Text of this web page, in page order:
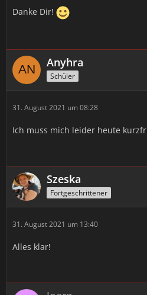
Danke Dir!
Anyhra
Schüler
31. August 2021 um 08:28
Ich muss mich leider heute
Szeska
Fortgeschrittener
31. August 2021 um 13:40
Alles klar!